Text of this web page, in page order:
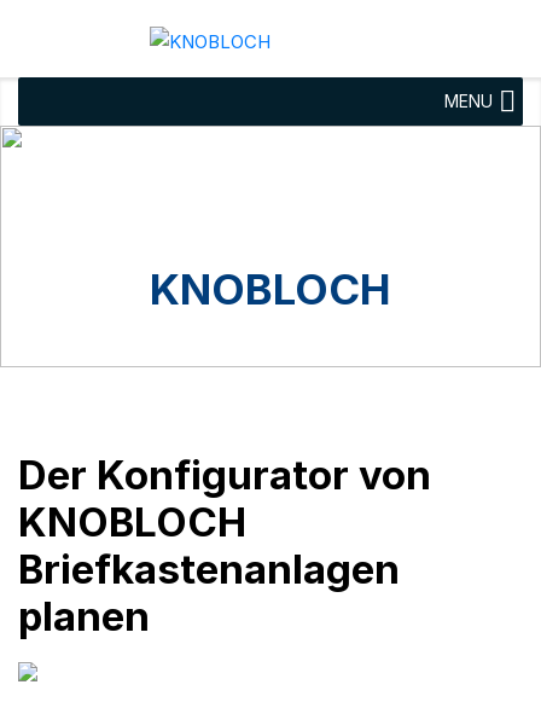
MENU
KNOBLOCH
Der Konfigurator von
KNOBLOCH
Briefkastenanlagen
planen